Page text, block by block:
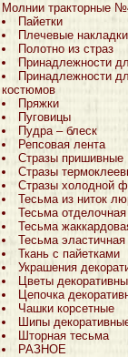
Молнии тракторные
Пайетки
Плечевые накладки
Полотно из страз
Принадлежности
Принадлежности
костюмов
Пряжки
Пуговицы
Пудра – блеск
Репсовая лента
Стразы пришивные
Стразы
Стразы холодной
Тесьма из ниток
Тесьма отделочная
Тесьма
Тесьма эластичная
Ткань с пайетками
Украшения
Цветы
Цепочка
Чашки корсетные
Шипы
Шторная тесьма
РАЗНОЕ